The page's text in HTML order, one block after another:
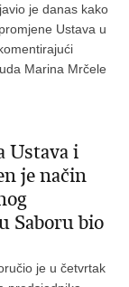
je danas kako
Ustava u
Marina Mrčele
Ustava i
je način
Saboru bio
je u četvrtak